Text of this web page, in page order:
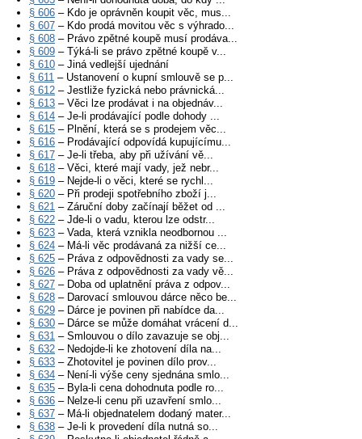
§ 606 – Kdo je oprávněn koupit věc, mus...
§ 607 – Kdo prodá movitou věc s výhrado...
§ 608 – Právo zpětné koupě musí prodáva...
§ 609 – Týká-li se právo zpětné koupě v...
§ 610 – Jiná vedlejší ujednání
§ 611 – Ustanovení o kupní smlouvě se p...
§ 612 – Jestliže fyzická nebo právnická...
§ 613 – Věci lze prodávat i na objednáv...
§ 614 – Je-li prodávající podle dohody ...
§ 615 – Plnění, která se s prodejem věc...
§ 616 – Prodávající odpovídá kupujícímu...
§ 617 – Je-li třeba, aby při užívání vě...
§ 618 – Věci, které mají vady, jež nebr...
§ 619 – Nejde-li o věci, které se rychl...
§ 620 – Při prodeji spotřebního zboží j...
§ 621 – Záruční doby začínají běžet od ...
§ 622 – Jde-li o vadu, kterou lze odstr...
§ 623 – Vada, která vznikla neodbornou ...
§ 624 – Má-li věc prodávaná za nižší ce...
§ 625 – Práva z odpovědnosti za vady se...
§ 626 – Práva z odpovědnosti za vady vě...
§ 627 – Doba od uplatnění práva z odpov...
§ 628 – Darovací smlouvou dárce něco be...
§ 629 – Dárce je povinen při nabídce da...
§ 630 – Dárce se může domáhat vrácení d...
§ 631 – Smlouvou o dílo zavazuje se obj...
§ 632 – Nedojde-li ke zhotovení díla na...
§ 633 – Zhotovitel je povinen dílo prov...
§ 634 – Není-li výše ceny sjednána smlo...
§ 635 – Byla-li cena dohodnuta podle ro...
§ 636 – Nelze-li cenu při uzavření smlo...
§ 637 – Má-li objednatelem dodaný mater...
§ 638 – Je-li k provedení díla nutná so...